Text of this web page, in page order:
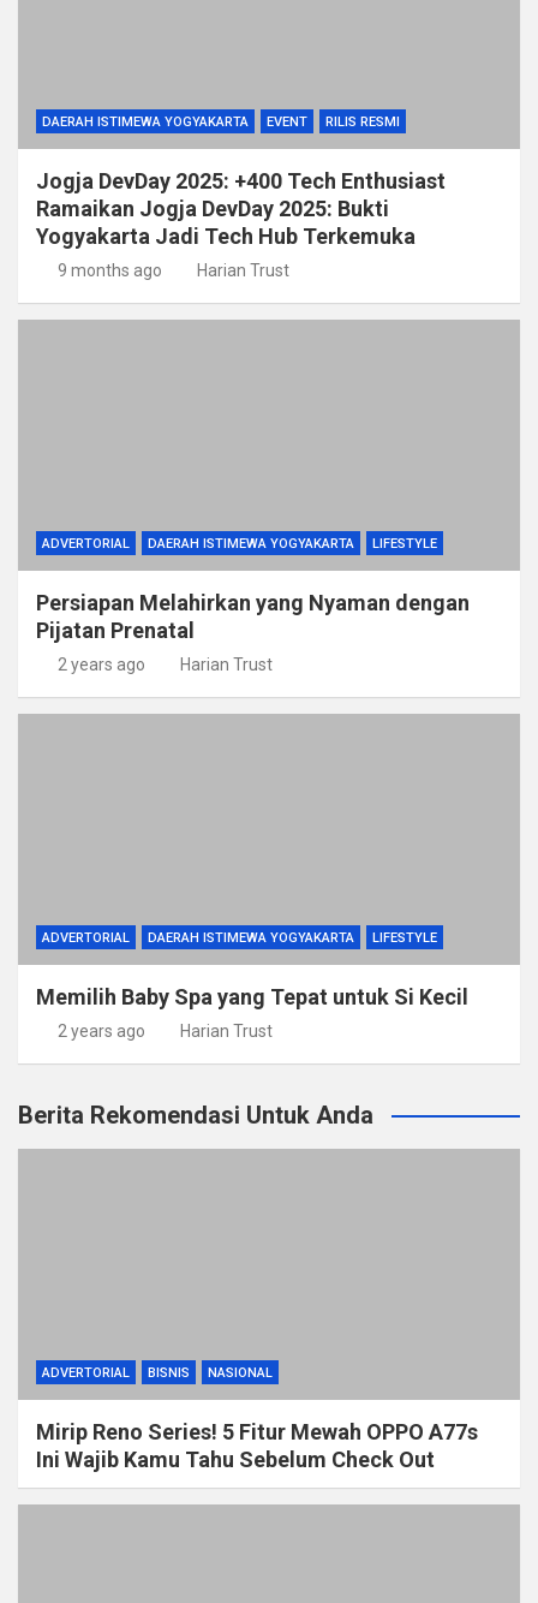
DAERAH ISTIMEWA YOGYAKARTA EVENT RILIS RESMI
Jogja DevDay 2025: +400 Tech Enthusiast
Ramaikan Jogja DevDay 2025: Bukti
Yogyakarta Jadi Tech Hub Terkemuka
9 months ago Harian Trust
ADVERTORIAL DAERAH ISTIMEWA YOGYAKARTA LIFESTYLE
Persiapan Melahirkan yang Nyaman dengan
Pijatan Prenatal
2 years ago Harian Trust
ADVERTORIAL DAERAH ISTIMEWA YOGYAKARTA LIFESTYLE
Memilih Baby Spa yang Tepat untuk Si Kecil
2 years ago Harian Trust
Berita Rekomendasi Untuk Anda
ADVERTORIAL BISNIS NASIONAL
Mirip Reno Series! 5 Fitur Mewah OPPO A77s
Ini Wajib Kamu Tahu Sebelum Check Out